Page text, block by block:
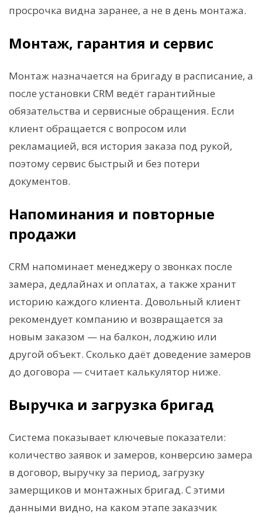
просрочка видна заранее, а не в день монтажа.
Монтаж, гарантия и сервис
Монтаж назначается на бригаду в расписание, а
после установки CRM ведёт гарантийные
обязательства и сервисные обращения. Если
клиент обращается с вопросом или
рекламацией, вся история заказа под рукой,
поэтому сервис быстрый и без потери
документов.
Напоминания и повторные
продажи
CRM напоминает менеджеру о звонках после
замера, дедлайнах и оплатах, а также хранит
историю каждого клиента. Довольный клиент
рекомендует компанию и возвращается за
новым заказом — на балкон, лоджию или
другой объект. Сколько даёт доведение замеров
до договора — считает калькулятор ниже.
Выручка и загрузка бригад
Система показывает ключевые показатели:
количество заявок и замеров, конверсию замера
в договор, выручку за период, загрузку
замерщиков и монтажных бригад. С этими
данными видно, на каком этапе заказчик